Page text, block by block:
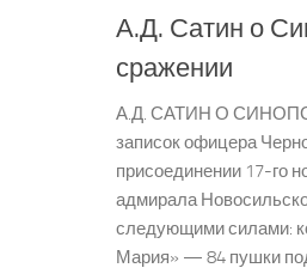
А.Д. Сатин о
сражении
А.Д. САТИН О
записок офицера
присоединении 17-го
адмирала
следующими силами:
Мария» — 84 пушки